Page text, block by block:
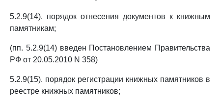
5.2.9(14). порядок отнесения документов к книжным
памятникам;
(пп. 5.2.9(14) введен Постановлением Правительства
РФ от 20.05.2010 N 358)
5.2.9(15). порядок регистрации книжных памятников в
реестре книжных памятников;